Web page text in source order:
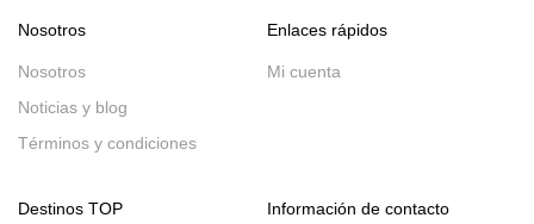
Nosotros
Nosotros
Noticias y blog
Términos y condiciones
Enlaces rápidos
Mi cuenta
Destinos TOP Información de contacto